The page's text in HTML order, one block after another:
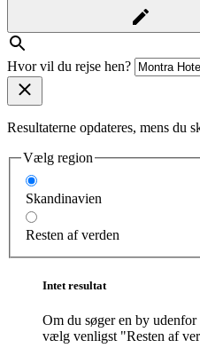
Hvor vil du rejse hen?
Resultaterne opdateres, mens du
Vælg region
Skandinavien
Resten af verden
Intet resultat
Om du søger en by
vælg venligst "Resten af